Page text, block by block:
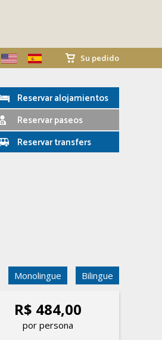
Su pedido
Reservar alojamientos
Reservar paseos
Reservar transfers
Monolingue Bilingue
R$ 484,00
por persona